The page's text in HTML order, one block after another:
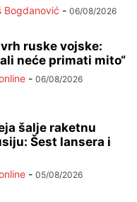
Bogdanović - 06/08/2026
ruske vojske:
neće primati mito“
- 06/08/2026
šalje raketnu
Šest lansera i
- 05/08/2026